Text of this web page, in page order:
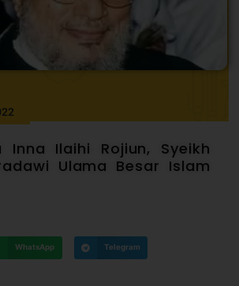
Inna Ilaihi Rojiun, Syeikh
Ulama Besar Islam
WhatsApp Telegram